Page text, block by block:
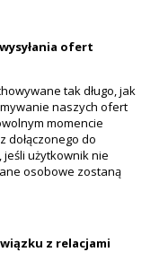
ofert
tak długo, jak
naszych ofert
momencie
dołączonego do
użytkownik nie
osobowe zostaną
z relacjami